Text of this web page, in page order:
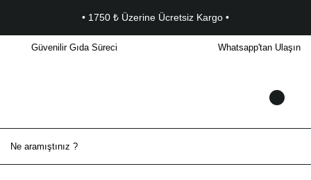
• 1750 ₺ Üzerine Ücretsiz Kargo •
Güvenilir Gıda Süreci Whatsapp'tan Ulaşın